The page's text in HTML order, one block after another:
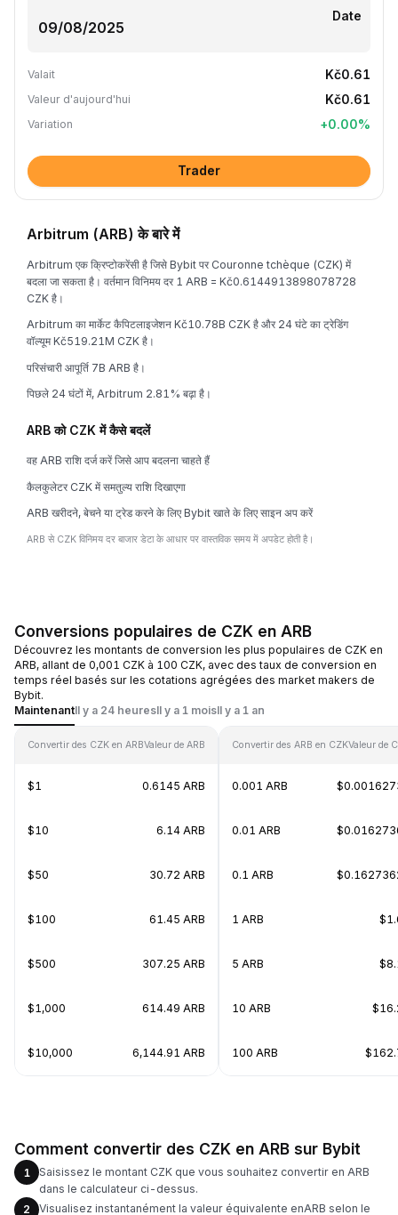
Date
Valait Kč0.61
Valeur d'aujourd'hui Kč0.61
Variation +0.00%
Trader
Arbitrum (ARB) के बारे में
Arbitrum एक क्रिप्टोकरेंसी है जिसे Bybit पर Couronne tchèque (CZK) में
बदला जा सकता है। वर्तमान विनिमय दर 1 ARB = Kč0.6144913898078728
CZK है।
Arbitrum का मार्केट कैपिटलाइजेशन Kč10.78B CZK है और 24 घंटे का ट्रेडिंग
वॉल्यूम Kč519.21M CZK है।
परिसंचारी आपूर्ति 7B ARB है।
पिछले 24 घंटों में, Arbitrum 2.81% बढ़ा है।
ARB को CZK में कैसे बदलें
वह ARB राशि दर्ज करें जिसे आप बदलना चाहते हैं
कैलकुलेटर CZK में समतुल्य राशि दिखाएगा
ARB खरीदने, बेचने या ट्रेड करने के लिए Bybit खाते के लिए साइन अप करें
ARB से CZK विनिमय दर बाजार डेटा के आधार पर वास्तविक समय में अपडेट होती है।
Conversions populaires de CZK en ARB
Découvrez les montants de conversion les plus populaires de CZK en
ARB, allant de 0,001 CZK à 100 CZK, avec des taux de conversion en
temps réel basés sur les cotations agrégées des market makers de
Bybit.
MaintenantIl y a 24 heuresIl y a 1 moisIl y a 1 an
Convertir des CZK en ARBValeur de ARB
$1 0.6145 ARB
$10 6.14 ARB
$50 30.72 ARB
$100 61.45 ARB
$500 307.25 ARB
$1,000 614.49 ARB
$10,000 6,144.91 ARB
Convertir des ARB en CZKValeur de
0.001 ARB
0.01 ARB
0.1 ARB
1 ARB
5 ARB
10 ARB
100 ARB
Comment convertir des CZK en ARB sur Bybit
1
Saisissez le montant CZK que vous souhaitez convertir en ARB
dans le calculateur ci-dessus.
2
Visualisez instantanément la valeur équivalente enARB selon le